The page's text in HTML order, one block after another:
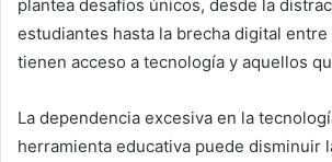
plantea desafíos únicos, desde la
estudiantes hasta la brecha digital
tienen acceso a tecnología y aquellos
La dependencia excesiva en la
herramienta educativa puede disminuir